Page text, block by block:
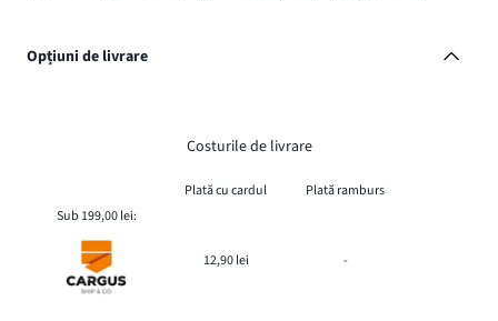
Opțiuni de livrare
Costurile de livrare
Plată cu cardul
Plată ramburs
Sub 199,00 lei:
12,90 lei -